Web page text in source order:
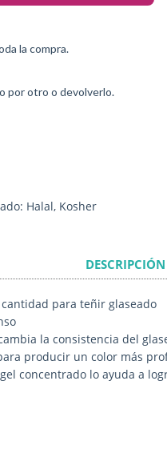
la compra.
por otro o devolverlo.
Halal, Kosher
DESCRIPCIÓN
para teñir glaseado
la consistencia del
producir un color más
concentrado lo ayuda a